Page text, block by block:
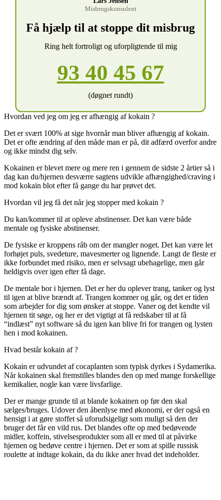
Misbrugskonsulent
Få hjælp til at stoppe dit misbrug
Ring helt fortroligt og uforpligtende til mig
93 40 45 67
(døgnet rundt)
Hvordan ved jeg om jeg er afhængig af kokain ?
Det er svært 100% at sige hvornår man bliver afhængig af kokain.
Det er ofte ændring af den måde man er på, dit adfærd overfor andre
og ikke mindst dig selv.
Kokainen er blevet mere og mere ren i gennem de sidste 2 årtier så i
dag kan du/hjernen desværre sagtens udvikle afhængighed/craving i
mod kokain blot efter få gange du har prøvet det.
Hvordan vil jeg få det når jeg stopper med kokain ?
Du kan/kommer til at opleve abstinenser. Det kan være både
mentale og fysiske abstinenser.
De fysiske er kroppens råb om der mangler noget. Det kan være let
forhøjet puls, svedeture, mavesmerter og lignende. Langt de fleste er
ikke forbundet med risiko, men er selvsagt ubehagelige, men går
heldigvis over igen efter få dage.
De mentale bor i hjernen. Det er her du oplever trang, tanker og lyst
til igen at blive brændt af. Trangen kommer og går, og det er tiden
som arbejder for dig som ønsker at stoppe. Vaner og det kendte vil
hjernen tit søge, og her er det vigtigt at få redskaber til at få
“indlæst” nyt software så du igen kan blive fri for trangen og lysten
hen i mod kokainen.
Hvad består kokain af ?
Kokain er udvundet af cocaplanten som typisk dyrkes i Sydamerika.
Når kokainen skal fremstilles blandes den op med mange forskellige
kemikalier, nogle kan være livsfarlige.
Der er mange grunde til at blande kokainen op før den skal
sælges/bruges. Udover den åbenlyse med økonomi, er der også en
hensigt i at gøre stoffet så uforudsigeligt som muligt så den der
bruger det får en vild rus. Det blandes ofte op med bedøvende
midler, koffein, stivelsesprodukter som all er med til at påvirke
hjernen og bedøve centre i hjernen. Det er som at spille russisk
roulette at indtage kokain, da du ikke aner hvad det indeholder.